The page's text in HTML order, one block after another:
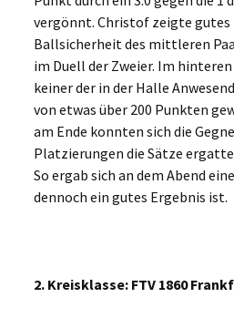
vergönnt. Christof zeigte gutes
Ballsicherheit des mittleren
im Duell der Zweier. Im
keiner der in der Halle
von etwas über 200 Punkten
am Ende konnten sich die
Platzierungen die Sätze
So ergab sich an dem Abend
dennoch ein gutes Ergebnis ist.
2. Kreisklasse: FTV 1860